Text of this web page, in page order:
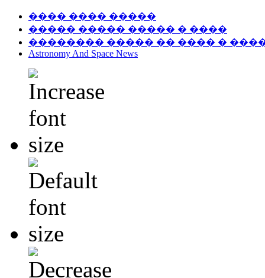
���� ���� �����
����� ����� ����� � ����
�������� ����� �� ���� �
Astronomy And Space News